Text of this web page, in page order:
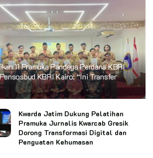
11 Pramuka Pandega Perdana KBRI
KBRI Kairo: “Ini Transfer
Kwarda Jatim Dukung Pelatihan
Pramuka Jurnalis Kwarcab Gresik
Dorong Transformasi Digital dan
Penguatan Kehumasan